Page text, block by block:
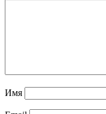
Имя